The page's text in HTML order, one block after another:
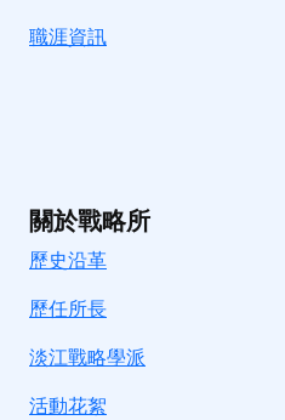
職涯資訊
關於戰略所
歷史沿革
歷任所長
淡江戰略學派
活動花絮